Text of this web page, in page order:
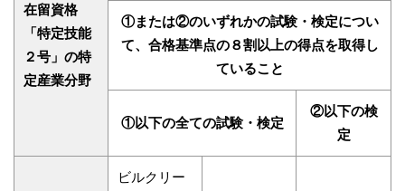
在留資格
「特定技能
２号」の特
定産業分野
①または②のいずれかの試験・検定につい
て、合格基準点の８割以上の得点を取得し
ていること
①以下の全ての試験・検定
②以下の検
定
ビルクリー